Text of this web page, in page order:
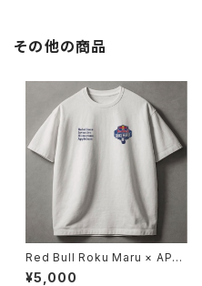
その他の商品
‭Red Bull Roku Maru × APPL
EBUM × KING OF KINGS Ev
¥5,000